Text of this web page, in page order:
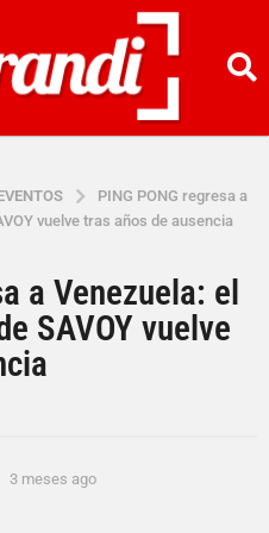
PING PONG regresa a
vuelve tras años de ausencia
a Venezuela: el
SAVOY vuelve
3 meses ago